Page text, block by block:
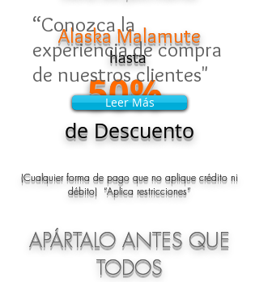
Alaska Malamute
hasta
50%
de Descuento
(Cualquier forma de pago que no aplique crédito ni
débito) “Aplica restricciones”
APÁRTALO ANTES QUE
TODOS
“Conozca la
experiencia de compra
de nuestros clientes"
Leer Más
Leer Más